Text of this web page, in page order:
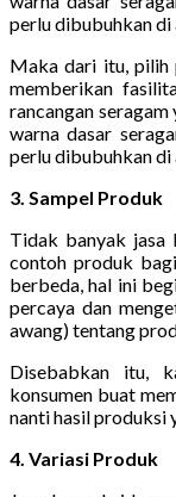
perlu dibubuhkan di
Maka dari itu, pilih
memberikan
rancangan
warna dasar
perlu dibubuhkan di
3. Sampel Produk
Tidak banyak jasa
contoh produk
berbeda, hal ini
percaya dan
awang) tentang
Disebabkan itu,
konsumen buat
nanti hasil produksi
4. Variasi Produk